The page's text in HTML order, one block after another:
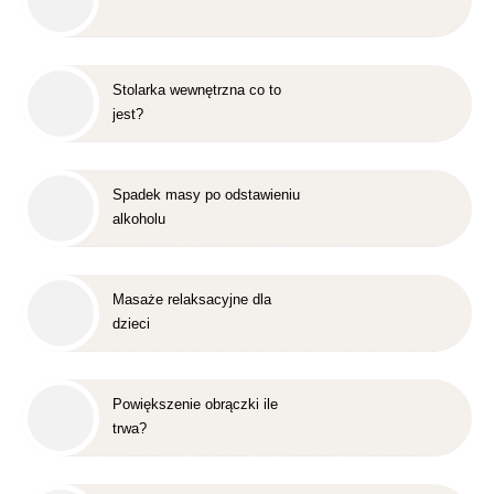
Stolarka wewnętrzna co to
jest?
Spadek masy po odstawieniu
alkoholu
Masaże relaksacyjne dla
dzieci
Powiększenie obrączki ile
trwa?